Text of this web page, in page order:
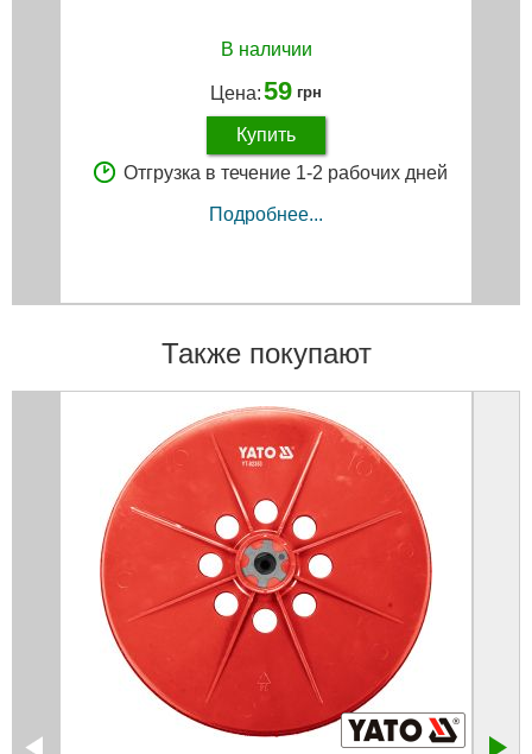
В наличии
Цена:59 грн
Купить
Отгрузка в течение 1-2 рабочих дней
Подробнее...
Также покупают